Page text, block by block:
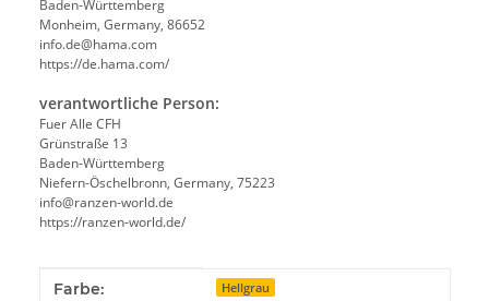
Baden-Württemberg
Monheim, Germany, 86652
info.de@hama.com
https://de.hama.com/
verantwortliche Person:
Fuer Alle CFH
Grünstraße 13
Baden-Württemberg
Niefern-Öschelbronn, Germany, 75223
info@ranzen-world.de
https://ranzen-world.de/
Produkteigenschaft
Wert
Farbe: Hellgrau